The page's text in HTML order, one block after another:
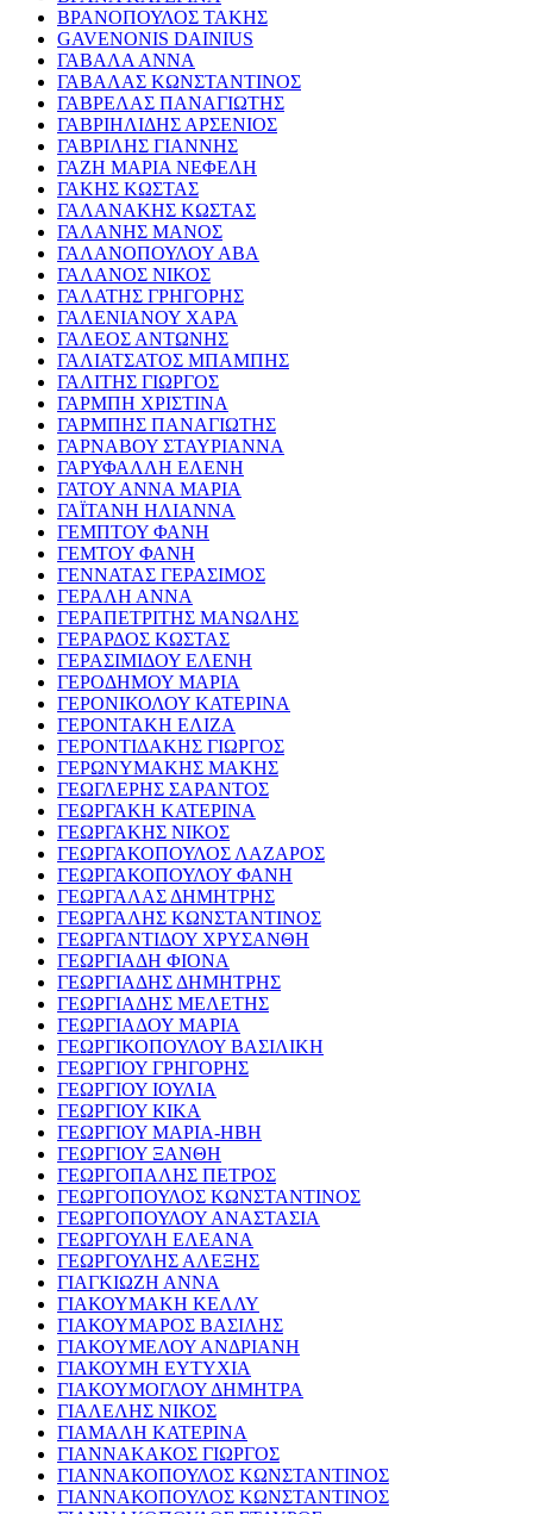
ΒΡΑΝΟΠΟΥΛΟΣ ΤΑΚΗΣ
GAVENONIS DAINIUS
ΓΑΒΑΛΑ ΑΝΝΑ
ΓΑΒΑΛΑΣ ΚΩΝΣΤΑΝΤΙΝΟΣ
ΓΑΒΡΕΛΑΣ ΠΑΝΑΓΙΩΤΗΣ
ΓΑΒΡΙΗΛΙΔΗΣ ΑΡΣΕΝΙΟΣ
ΓΑΒΡΙΛΗΣ ΓΙΑΝΝΗΣ
ΓΑΖΗ ΜΑΡΙΑ ΝΕΦΕΛΗ
ΓΑΚΗΣ ΚΩΣΤΑΣ
ΓΑΛΑΝΑΚΗΣ ΚΩΣΤΑΣ
ΓΑΛΑΝΗΣ ΜΑΝΟΣ
ΓΑΛΑΝΟΠΟΥΛΟΥ ΑΒΑ
ΓΑΛΑΝΟΣ ΝΙΚΟΣ
ΓΑΛΑΤΗΣ ΓΡΗΓΟΡΗΣ
ΓΑΛΕΝΙΑΝΟΥ ΧΑΡΑ
ΓΑΛΕΟΣ ΑΝΤΩΝΗΣ
ΓΑΛΙΑΤΣΑΤΟΣ ΜΠΑΜΠΗΣ
ΓΑΛΙΤΗΣ ΓΙΩΡΓΟΣ
ΓΑΡΜΠΗ ΧΡΙΣΤΙΝΑ
ΓΑΡΜΠΗΣ ΠΑΝΑΓΙΩΤΗΣ
ΓΑΡΝΑΒΟΥ ΣΤΑΥΡΙΑΝΝΑ
ΓΑΡΥΦΑΛΛΗ ΕΛΕΝΗ
ΓΑΤΟΥ ΑΝΝΑ ΜΑΡΙΑ
ΓΑΪΤΑΝΗ ΗΛΙΑΝΝΑ
ΓΕΜΠΤΟΥ ΦΑΝΗ
ΓΕΜΤΟΥ ΦΑΝΗ
ΓΕΝΝΑΤΑΣ ΓΕΡΑΣΙΜΟΣ
ΓΕΡΑΛΗ ΑΝΝΑ
ΓΕΡΑΠΕΤΡΙΤΗΣ ΜΑΝΩΛΗΣ
ΓΕΡΑΡΔΟΣ ΚΩΣΤΑΣ
ΓΕΡΑΣΙΜΙΔΟΥ ΕΛΕΝΗ
ΓΕΡΟΔΗΜΟΥ ΜΑΡΙΑ
ΓΕΡΟΝΙΚΟΛΟΥ ΚΑΤΕΡΙΝΑ
ΓΕΡΟΝΤΑΚΗ ΕΛΙΖΑ
ΓΕΡΟΝΤΙΔΑΚΗΣ ΓΙΩΡΓΟΣ
ΓΕΡΩΝΥΜΑΚΗΣ ΜΑΚΗΣ
ΓΕΩΓΛΕΡΗΣ ΣΑΡΑΝΤΟΣ
ΓΕΩΡΓΑΚΗ ΚΑΤΕΡΙΝΑ
ΓΕΩΡΓΑΚΗΣ ΝΙΚΟΣ
ΓΕΩΡΓΑΚΟΠΟΥΛΟΣ ΛΑΖΑΡΟΣ
ΓΕΩΡΓΑΚΟΠΟΥΛΟΥ ΦΑΝΗ
ΓΕΩΡΓΑΛΑΣ ΔΗΜΗΤΡΗΣ
ΓΕΩΡΓΑΛΗΣ ΚΩΝΣΤΑΝΤΙΝΟΣ
ΓΕΩΡΓΑΝΤΙΔΟΥ ΧΡΥΣΑΝΘΗ
ΓΕΩΡΓΙΑΔΗ ΦΙΟΝΑ
ΓΕΩΡΓΙΑΔΗΣ ΔΗΜΗΤΡΗΣ
ΓΕΩΡΓΙΑΔΗΣ ΜΕΛΕΤΗΣ
ΓΕΩΡΓΙΑΔΟΥ ΜΑΡΙΑ
ΓΕΩΡΓΙΚΟΠΟΥΛΟΥ ΒΑΣΙΛΙΚΗ
ΓΕΩΡΓΙΟΥ ΓΡΗΓΟΡΗΣ
ΓΕΩΡΓΙΟΥ ΙΟΥΛΙΑ
ΓΕΩΡΓΙΟΥ ΚΙΚΑ
ΓΕΩΡΓΙΟΥ ΜΑΡΙΑ-ΗΒΗ
ΓΕΩΡΓΙΟΥ ΞΑΝΘΗ
ΓΕΩΡΓΟΠΑΛΗΣ ΠΕΤΡΟΣ
ΓΕΩΡΓΟΠΟΥΛΟΣ ΚΩΝΣΤΑΝΤΙΝΟΣ
ΓΕΩΡΓΟΠΟΥΛΟΥ ΑΝΑΣΤΑΣΙΑ
ΓΕΩΡΓΟΥΛΗ ΕΛΕΑΝΑ
ΓΕΩΡΓΟΥΛΗΣ ΑΛΕΞΗΣ
ΓΙΑΓΚΙΩΖΗ ΑΝΝΑ
ΓΙΑΚΟΥΜΑΚΗ ΚΕΛΛΥ
ΓΙΑΚΟΥΜΑΡΟΣ ΒΑΣΙΛΗΣ
ΓΙΑΚΟΥΜΕΛΟΥ ΑΝΔΡΙΑΝΗ
ΓΙΑΚΟΥΜΗ ΕΥΤΥΧΙΑ
ΓΙΑΚΟΥΜΟΓΛΟΥ ΔΗΜΗΤΡΑ
ΓΙΑΛΕΛΗΣ ΝΙΚΟΣ
ΓΙΑΜΑΛΗ ΚΑΤΕΡΙΝΑ
ΓΙΑΝΝΑΚΑΚΟΣ ΓΙΩΡΓΟΣ
ΓΙΑΝΝΑΚΟΠΟΥΛΟΣ ΚΩΝΣΤΑΝΤΙΝΟΣ
ΓΙΑΝΝΑΚΟΠΟΥΛΟΣ ΚΩΝΣΤΑΝΤΙΝΟΣ